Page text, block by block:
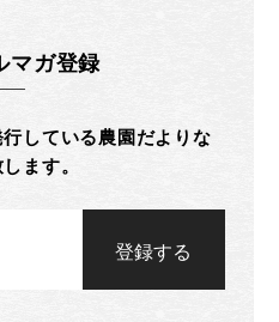
マガ登録
している農園だよりな
ます。